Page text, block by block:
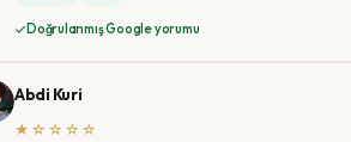
Doğrulanmış Google yorumu
Abdi Kuri
★☆☆☆☆